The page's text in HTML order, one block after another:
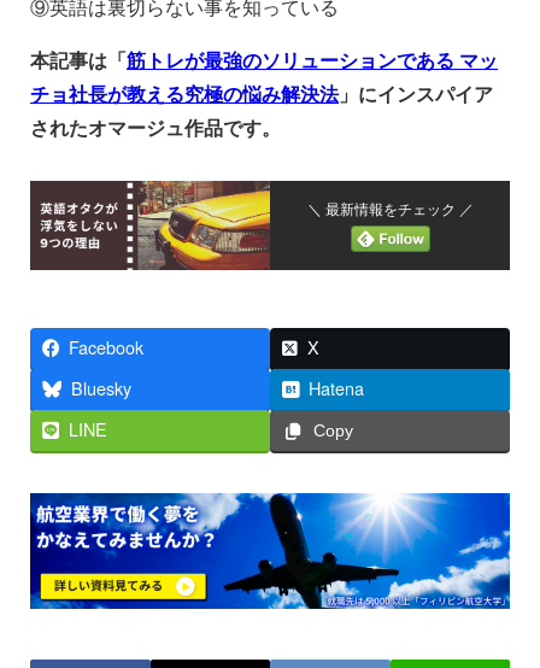
⑨英語は裏切らない事を知っている
本記事は「筋トレが最強のソリューションである マッ
チョ社長が教える究極の悩み解決法」にインスパイア
されたオマージュ作品です。
＼ 最新情報をチェック ／
Facebook
X
Bluesky
Hatena
LINE
Copy